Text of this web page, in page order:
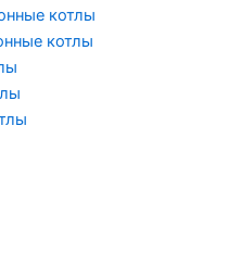
котлы
котлы